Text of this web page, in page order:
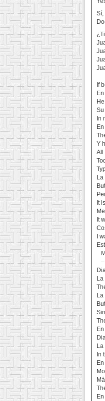
Sí,
If
In
Y
All
It
It
I
–
In